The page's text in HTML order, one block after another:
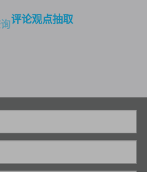
评论观点抽取